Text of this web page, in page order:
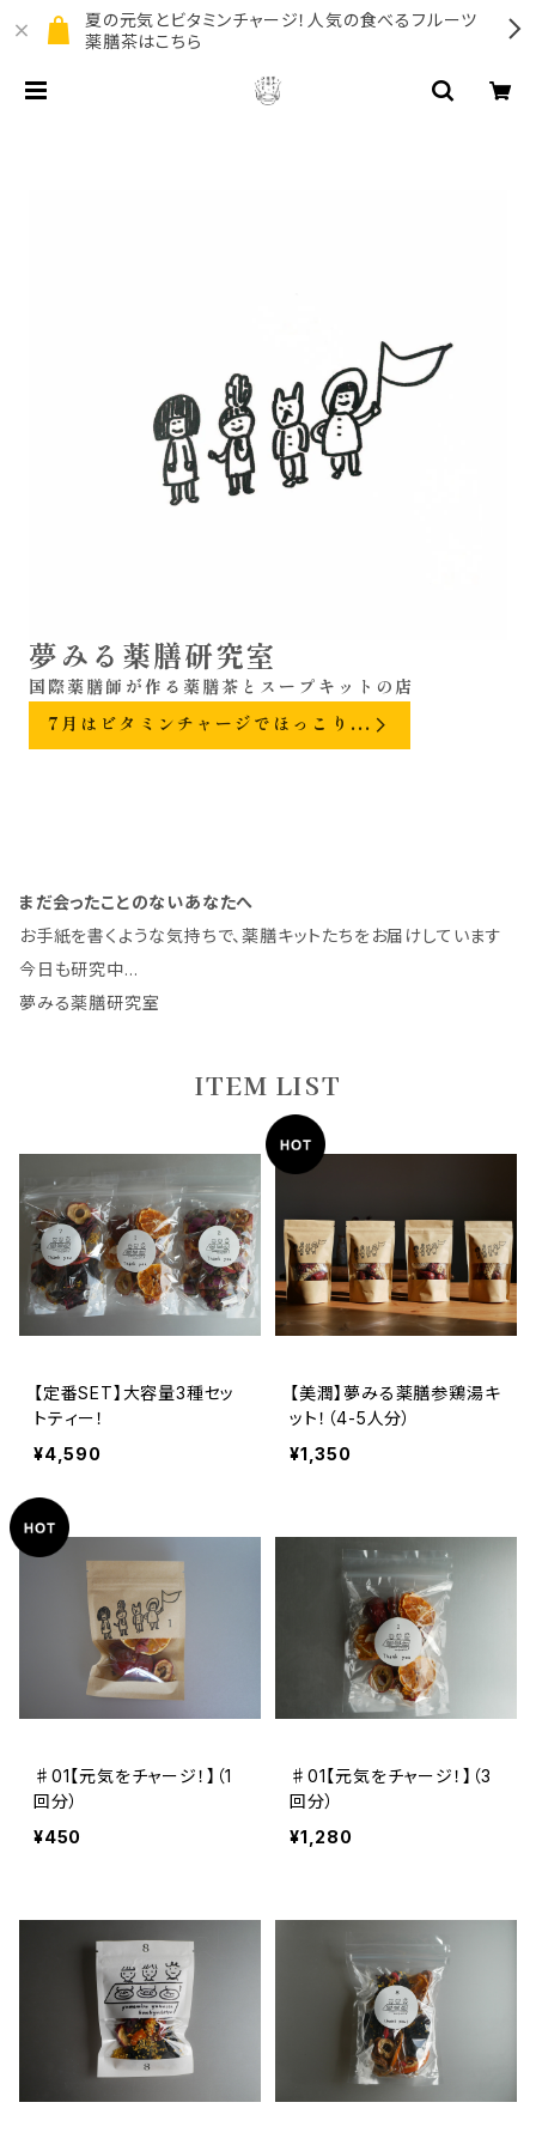
夏の元気とビタミンチャージ！人気の食べるフルーツ
薬膳茶はこちら
夢みる薬膳研究室
7月はビタミンチャージでほっこり...
まだ会ったことのないあなたへ
お手紙を書くような気持ちで、薬膳キットたちをお届けしています
今日も研究中…
夢みる薬膳研究室
ITEM LIST
【定番SET】大容量3種セッ
トティー！
¥4,590
【美潤】夢みる薬膳参鶏湯キ
ット！（4-5人分）
¥1,350
♯01【元気をチャージ！】（1
回分）
¥450
♯01【元気をチャージ！】（3
回分）
¥1,280